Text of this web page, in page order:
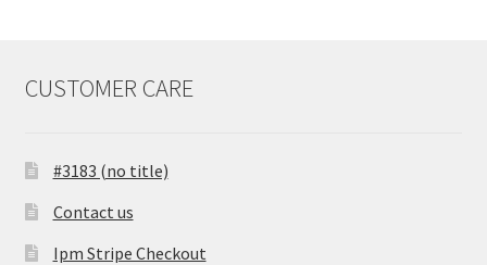
CUSTOMER CARE
#3183 (no title)
Contact us
Ipm Stripe Checkout